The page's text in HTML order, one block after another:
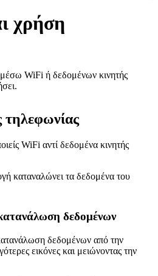
χρήση
WiFi ή δεδομένων κινητής
τηλεφωνίας
WiFi αντί δεδομένα κινητής
καταναλώνει τα δεδομένα του
δεδομένων
δεδομένων από την
εικόνες και μειώνοντας την